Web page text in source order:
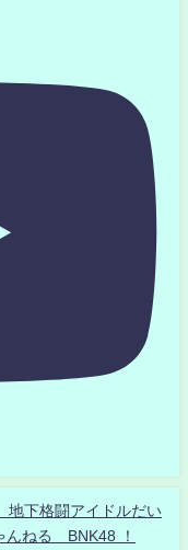
下格闘アイドルだい
んねる BNK48 ！